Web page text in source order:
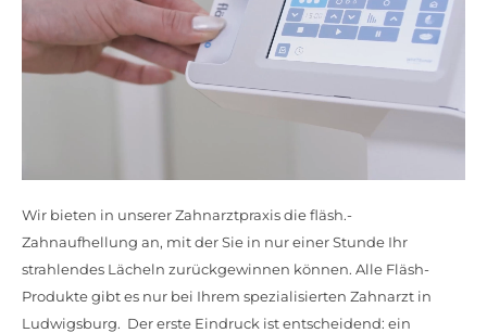
Wir bieten in unserer Zahnarztpraxis die fläsh.-
Zahnaufhellung an, mit der Sie in nur einer Stunde Ihr
strahlendes Lächeln zurückgewinnen können. Alle Fläsh-
Produkte gibt es nur bei Ihrem spezialisierten Zahnarzt in
Ludwigsburg. Der erste Eindruck ist entscheidend: ein